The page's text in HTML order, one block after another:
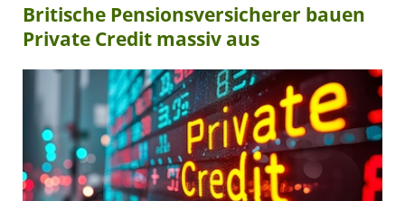
Britische Pensionsversicherer bauen
Private Credit massiv aus